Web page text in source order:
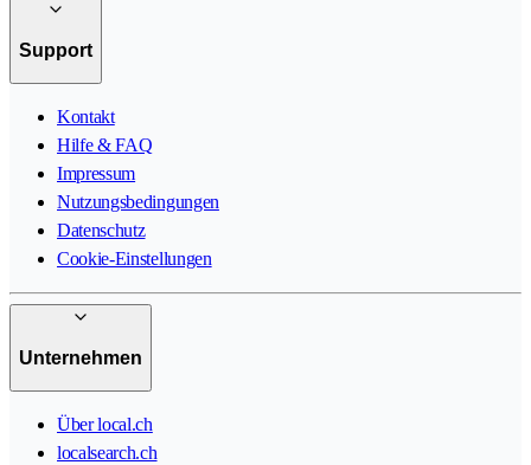
Support
Kontakt
Hilfe & FAQ
Impressum
Nutzungsbedingungen
Datenschutz
Cookie-Einstellungen
Unternehmen
Über local.ch
localsearch.ch